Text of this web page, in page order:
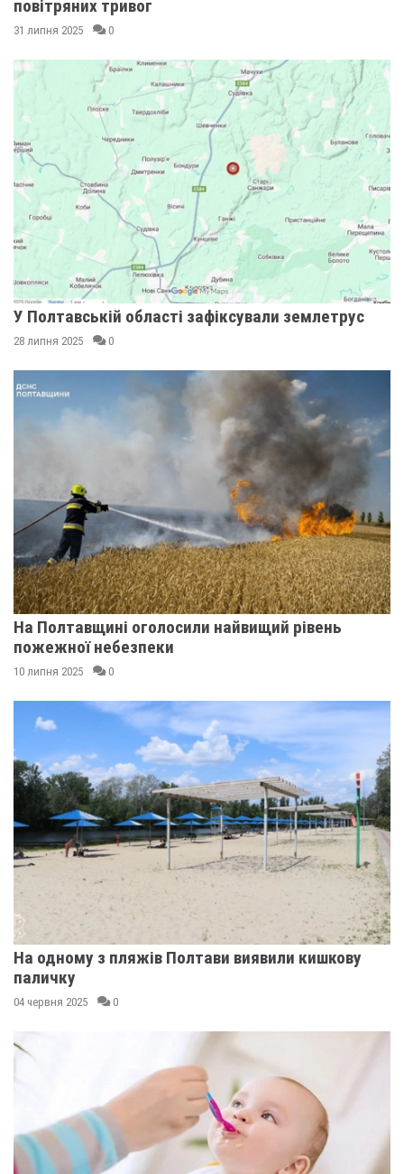
повітряних тривог
31 липня 2025 0
У Полтавській області зафіксували землетрус
28 липня 2025 0
На Полтавщині оголосили найвищий рівень
пожежної небезпеки
10 липня 2025 0
На одному з пляжів Полтави виявили кишкову
паличку
04 червня 2025 0